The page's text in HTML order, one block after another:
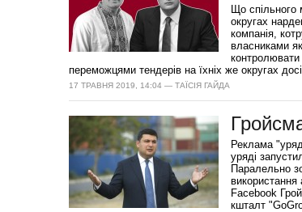
Що спільного
округах
компанія,
власниками
контролювати
переможцями тендерів на їхніх же округах
17 ТРАВНЯ 2019, 14:04 — ТАЇСІЯ ГАЙДА
Реклама
уряді
Паралельно
використання
Facebook
кшталт